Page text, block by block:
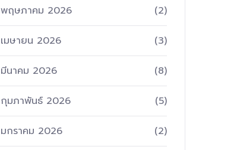
พฤษภาคม 2026 (2)
เมษายน 2026 (3)
มีนาคม 2026 (8)
กุมภาพันธ์ 2026 (5)
มกราคม 2026 (2)